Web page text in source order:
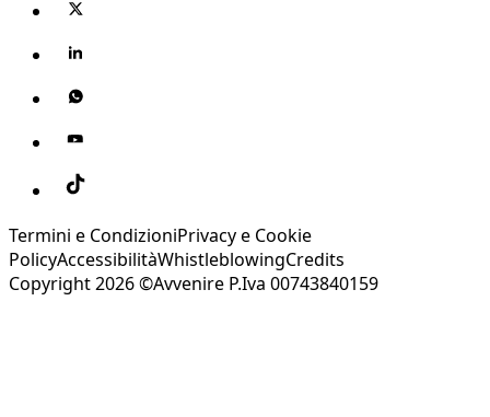
Termini e CondizioniPrivacy e Cookie
PolicyAccessibilitàWhistleblowingCredits
Copyright 2026 ©Avvenire P.Iva 00743840159